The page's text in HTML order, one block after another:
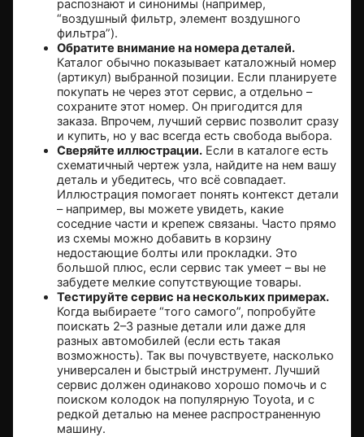
распознают и синонимы (например,
“воздушный фильтр, элемент воздушного
фильтра”).
Обратите внимание на номера деталей.
Каталог обычно показывает каталожный номер
(артикул) выбранной позиции. Если планируете
покупать не через этот сервис, а отдельно –
сохраните этот номер. Он пригодится для
заказа. Впрочем, лучший сервис позволит сразу
и купить, но у вас всегда есть свобода выбора.
Сверяйте иллюстрации. Если в каталоге есть
схематичный чертеж узла, найдите на нем вашу
деталь и убедитесь, что всё совпадает.
Иллюстрация помогает понять контекст детали
– например, вы можете увидеть, какие
соседние части и крепеж связаны. Часто прямо
из схемы можно добавить в корзину
недостающие болты или прокладки. Это
большой плюс, если сервис так умеет – вы не
забудете мелкие сопутствующие товары.
Тестируйте сервис на нескольких примерах.
Когда выбираете “того самого”, попробуйте
поискать 2–3 разные детали или даже для
разных автомобилей (если есть такая
возможность). Так вы почувствуете, насколько
универсален и быстрый инструмент. Лучший
сервис должен одинаково хорошо помочь и с
поиском колодок на популярную Toyota, и с
редкой деталью на менее распространенную
машину.